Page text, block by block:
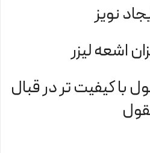
نویز
اشعه لیزر
با کیفیت تر در قبال